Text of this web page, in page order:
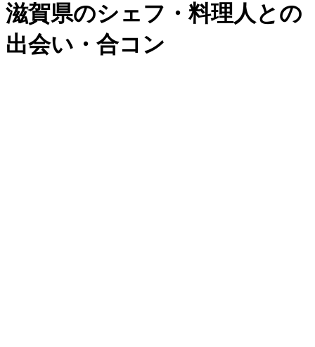
滋賀県のシェフ・料理人との
出会い・合コン